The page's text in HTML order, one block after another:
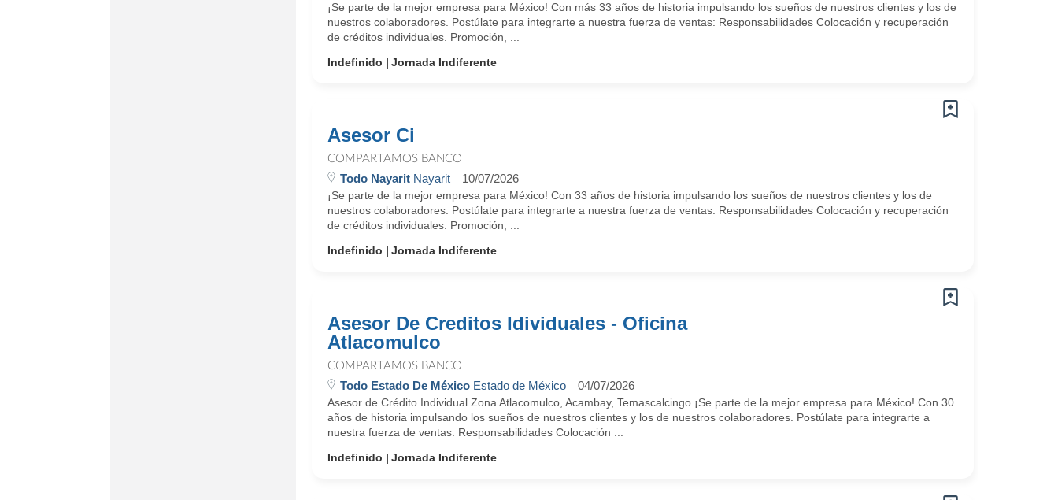
¡Se parte de la mejor empresa para México! Con más 33 años de historia impulsando los sueños de nuestros clientes y los de
nuestros colaboradores. Postúlate para integrarte a nuestra fuerza de ventas: Responsabilidades Colocación y recuperación
de créditos individuales. Promoción, ...
Indefinido
Jornada Indiferente
Asesor Ci
COMPARTAMOS BANCO
Todo NayaritNayarit 10/07/2026
¡Se parte de la mejor empresa para México! Con 33 años de historia impulsando los sueños de nuestros clientes y los de
nuestros colaboradores. Postúlate para integrarte a nuestra fuerza de ventas: Responsabilidades Colocación y recuperación
de créditos individuales. Promoción, ...
Indefinido
Jornada Indiferente
Asesor De Creditos Idividuales - Oficina
Atlacomulco
COMPARTAMOS BANCO
Todo Estado De MéxicoEstado de México 04/07/2026
Asesor de Crédito Individual Zona Atlacomulco, Acambay, Temascalcingo ¡Se parte de la mejor empresa para México! Con 30
años de historia impulsando los sueños de nuestros clientes y los de nuestros colaboradores. Postúlate para integrarte a
nuestra fuerza de ventas: Responsabilidades Colocación ...
Indefinido
Jornada Indiferente